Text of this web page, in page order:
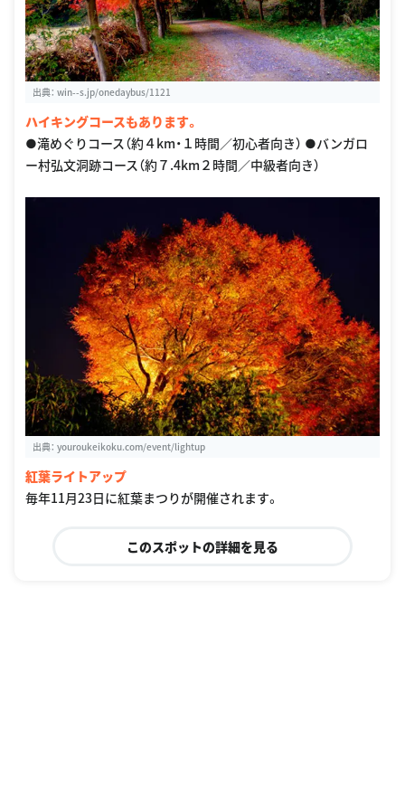
出典： win--s.jp/onedaybus/1121
ハイキングコースもあります。
●滝めぐりコース（約４km・１時間／初心者向き） ●バンガロ
ー村弘文洞跡コース（約７.4km２時間／中級者向き）
出典： youroukeikoku.com/event/lightup
紅葉ライトアップ
毎年11月23日に紅葉まつりが開催されます。
このスポットの詳細を見る